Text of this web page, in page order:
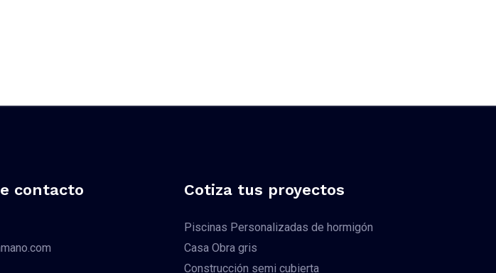
contacto Cotiza tus proyectos
Piscinas Personalizadas de hormigón
Casa Obra gris
Construcción semi cubierta